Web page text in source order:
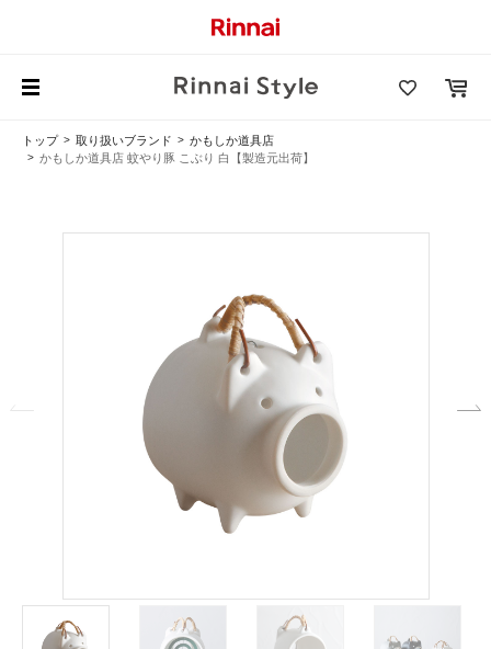
トップ 取り扱いブランド
かもしか道具店
かもしか道具店 蚊やり豚 こぶり 白【製造元出荷】